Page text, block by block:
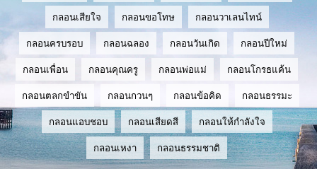
กลอนเสียใจ กลอนขอโทษ กลอนวาเลนไทน์
กลอนครบรอบ กลอนฉลอง กลอนวันเกิด กลอนปีใหม่
กลอนเพื่อน กลอนคุณครู กลอนพ่อแม่ กลอนโกรธแค้น
กลอนตลกขำขัน กลอนกวนๆ กลอนข้อคิด กลอนธรรมะ
กลอนแอบชอบ กลอนเสียดสี กลอนให้กำลังใจ
กลอนเหงา กลอนธรรมชาติ